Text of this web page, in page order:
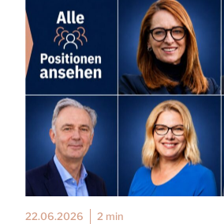
22.06.2026 2 min